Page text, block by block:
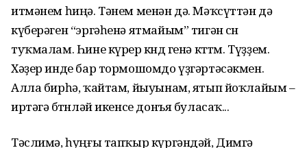
итмәнем һиңә. Тәнем менән дә. Мәҡсүттән дә
күберәген “эргәһенә ятмайым” тигән өсөн
туҡмалам. Һине күрер көндө генә көттөм. Түҙҙем.
Хәҙер инде бар тормошомдо үҙгәртәсәкмен.
Алла бирһә, ҡайтам, йыуынам, ятып йоҡлайым –
иртәгә бөтөнләй икенсе донъя буласаҡ...
Тәслимә, һуңғы тапҡыр күргәндәй, Димгә